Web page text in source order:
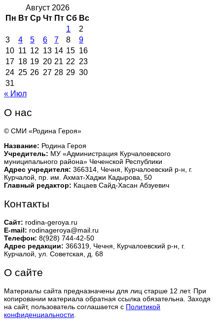
Август 2026
Пн Вт Ср Чт Пт Сб Вс
1
2
3
4 5 6 7 8
9
10 11 12 13 14 15 16
17 18 19 20 21 22 23
24 25 26 27 28 29 30
31
« Июл
О нас
© СМИ «Родина Героя»
Название: Родина Героя
Учредитель: МУ «Администрация Курчалоевского
муниципального района» Чеченской Республики
Адрес учредителя: 366314, Чечня, Курчалоевский р-н, г.
Курчалой, пр. им. Ахмат-Хаджи Кадырова, 50
Главный редактор: Кацаев Сайд-Хасан Абзуевич
Контакты
Сайт: rodina-geroya.ru
E-mail: rodinageroya@mail.ru
Телефон: 8(928) 744-42-50
Адрес редакции: 366319, Чечня, Курчалоевский р-н, г.
Курчалой, ул. Советская, д. 68
О сайте
Материалы сайта предназначены для лиц старше 12 лет. При
копировании материала обратная ссылка обязательна. Заходя
на сайт, пользователь соглашается с Политикой
конфиденциальности